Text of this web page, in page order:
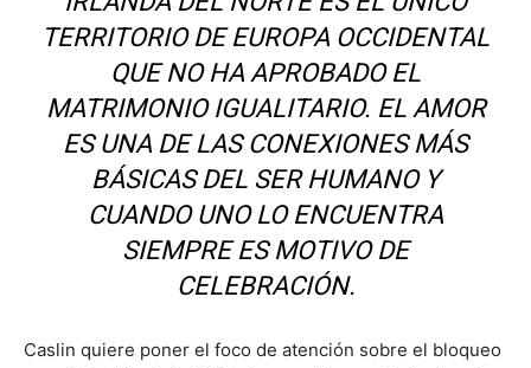
TERRITORIO DE EUROPA OCCIDENTAL
QUE NO HA APROBADO EL
MATRIMONIO IGUALITARIO. EL AMOR
ES UNA DE LAS CONEXIONES MÁS
BÁSICAS DEL SER HUMANO Y
CUANDO UNO LO ENCUENTRA
SIEMPRE ES MOTIVO DE
CELEBRACIÓN.
Caslin quiere poner el foco de atención sobre el bloqueo